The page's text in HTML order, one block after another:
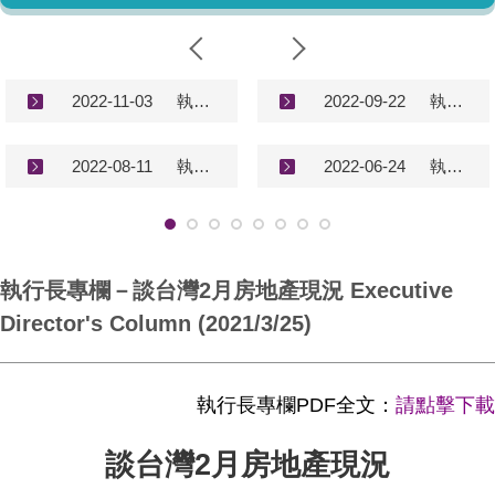
2022-11-03 執行長專欄－談台灣、新加坡和美國房地產現況 Executive Director's Column (2022/11/3) 2022-09-22 執行長專欄－談台灣房地產現況 Executive Director's Column (2022/9/22)
2022-08-11 執行長專欄－談台灣、美國和中國房地產現況 Executive Director's Column (2022/8/11) 2022-06-24 執行長專欄－談台灣房地產現況 Executive Director's Column (2022/6/24)
執行長專欄－談台灣2月房地產現況 Executive
Director's Column (2021/3/25)
執行長專欄PDF全文： 請點擊下載
談台灣2月房地產現況